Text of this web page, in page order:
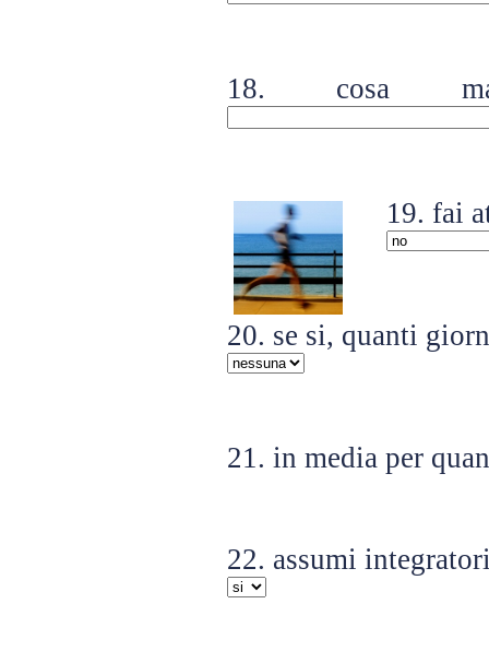
18. cosa
19. fai
20. se si, quanti
21. in media per
22. assumi